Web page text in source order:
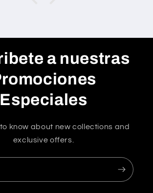
a nuestras
Especiales
know about new collections and
exclusive offers.